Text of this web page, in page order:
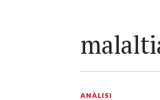
ANÀLISI